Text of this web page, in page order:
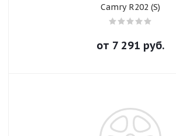
Camry R202 (S)
от 7 291 руб.